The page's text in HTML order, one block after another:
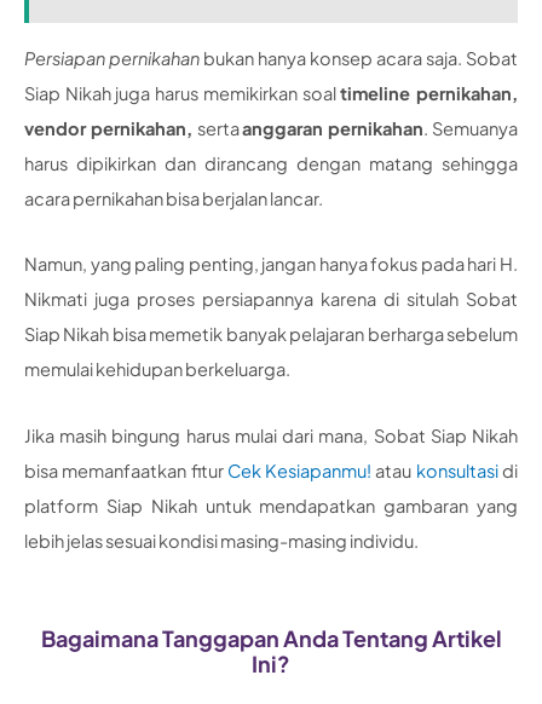
Persiapan pernikahan bukan hanya konsep acara saja. Sobat
Siap Nikah juga harus memikirkan soaltimeline pernikahan,
vendor pernikahan, sertaanggaran pernikahan. Semuanya
harus dipikirkan dan dirancang dengan matang sehingga
acara pernikahan bisa berjalan lancar.
Namun, yang paling penting, jangan hanya fokus pada hari H.
Nikmati juga proses persiapannya karena di situlah Sobat
Siap Nikah bisa memetik banyak pelajaran berharga sebelum
memulai kehidupan berkeluarga.
Jika masih bingung harus mulai dari mana, Sobat Siap Nikah
bisa memanfaatkan fitur Cek Kesiapanmu! atau konsultasidi
platform Siap Nikah untuk mendapatkan gambaran yang
lebih jelas sesuai kondisi masing-masing individu.
Bagaimana Tanggapan Anda Tentang Artikel
Ini?